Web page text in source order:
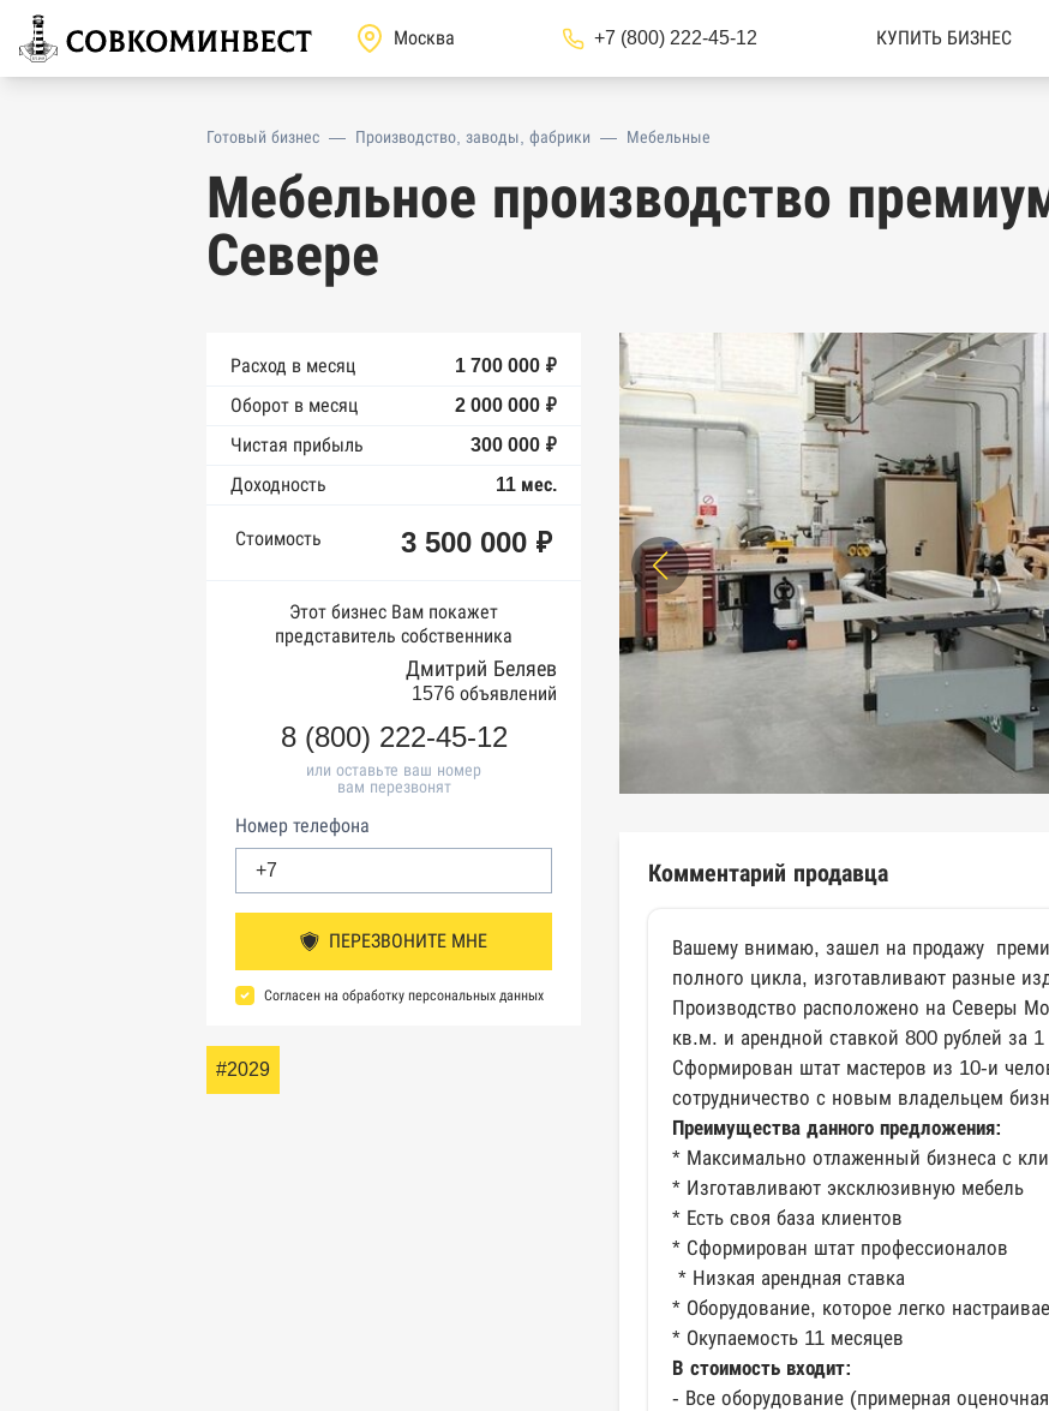
+7 (800) 222-45-12 КУПИТЬ БИЗНЕС
Готовый бизнес — Производство, заводы, фабрики — Мебельные
Мебельное производство
Севере
Расход в месяц
1 700 000 ₽
Оборот в месяц
2 000 000 ₽
Чистая прибыль
300 000 ₽
Доходность
11 мес.
Стоимость 3 500 000 ₽
Этот бизнес Вам покажет
представитель собственника
Дмитрий Беляев
1576 объявлений
8 (800) 222-45-12
или оставьте ваш номер
вам перезвонят
Номер телефона
ПЕРЕЗВОНИТЕ МНЕ
Согласен на обработку персональных данных
#2029
Комментарий продавца
Вашему внимаю, зашел на продажу
полного цикла, изготавливают разные
Производство расположено на Северы
кв.м. и арендной ставкой 800 рублей за 1
Сформирован штат мастеров из 10-и
сотрудничество с новым владельцем
Преимущества данного предложения:
* Максимально отлаженный бизнеса с
* Изготавливают эксклюзивную мебель
* Есть своя база клиентов
* Сформирован штат профессионалов
* Низкая арендная ставка
* Оборудование, которое легко
* Окупаемость 11 месяцев
В стоимость входит:
- Все оборудование (примерная